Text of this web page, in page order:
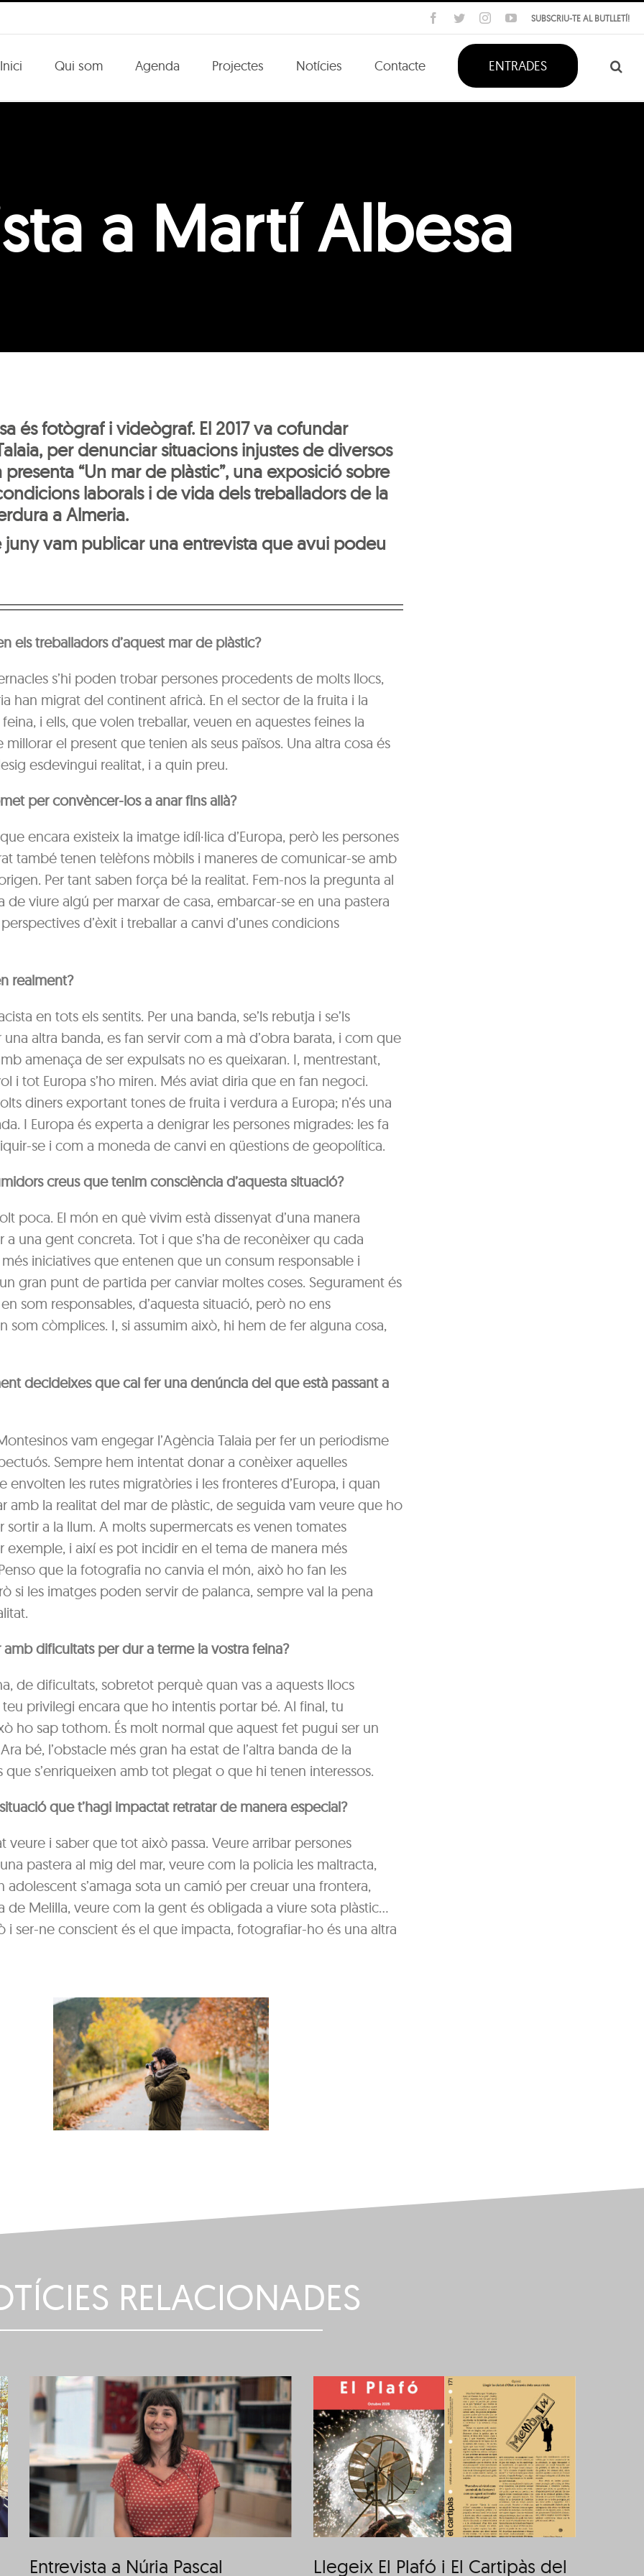
SUBSCRIU-TE AL BUTLLETÍ!
Facebook
TwitterInstagramYouTube
Inici Qui som Agenda Projectes Notícies Contacte ENTRADES
a Martí Albesa
és fotògraf i videògraf. El 2017 va cofundar
per denunciar situacions injustes de diversos
presenta “Un mar de plàstic”, una exposició sobre
laborals i de vida dels treballadors de la
a Almeria.
juny vam publicar una entrevista que avui podeu
els treballadors d’aquest mar de plàstic?
s’hi poden trobar persones procedents de molts llocs,
han migrat del continent africà. En el sector de la fruita i la
i ells, que volen treballar, veuen en aquestes feines la
millorar el present que tenien als seus països. Una altra cosa és
esdevingui realitat, i a quin preu.
per convèncer-los a anar fins allà?
encara existeix la imatge idíl·lica d’Europa, però les persones
també tenen telèfons mòbils i maneres de comunicar-se amb
Per tant saben força bé la realitat. Fem-nos la pregunta al
de viure algú per marxar de casa, embarcar-se en una pastera
d’èxit i treballar a canvi d’unes condicions
realment?
en tots els sentits. Per una banda, se’ls rebutja i se’ls
una altra banda, es fan servir com a mà d’obra barata, i com que
amenaça de ser expulsats no es queixaran. I, mentrestant,
i tot Europa s’ho miren. Més aviat diria que en fan negoci.
diners exportant tones de fruita i verdura a Europa; n’és una
I Europa és experta a denigrar les persones migrades: les fa
se i com a moneda de canvi en qüestions de geopolítica.
creus que tenim consciència d’aquesta situació?
poca. El món en què vivim està dissenyat d’una manera
a una gent concreta. Tot i que s’ha de reconèixer qu cada
iniciatives que entenen que un consum responsable i
gran punt de partida per canviar moltes coses. Segurament és
som responsables, d’aquesta situació, però no ens
som còmplices. I, si assumim això, hi hem de fer alguna cosa,
decideixes que cal fer una denúncia del que està passant a
vam engegar l’Agència Talaia per fer un periodisme
Sempre hem intentat donar a conèixer aquelles
envolten les rutes migratòries i les fronteres d’Europa, i quan
amb la realitat del mar de plàstic, de seguida vam veure que ho
sortir a la llum. A molts supermercats es venen tomates
exemple, i així es pot incidir en el tema de manera més
que la fotografia no canvia el món, això ho fan les
si les imatges poden servir de palanca, sempre val la pena
amb dificultats per dur a terme la vostra feina?
de dificultats, sobretot perquè quan vas a aquests llocs
privilegi encara que ho intentis portar bé. Al final, tu
ho sap tothom. És molt normal que aquest fet pugui ser un
bé, l’obstacle més gran ha estat de l’altra banda de la
que s’enriqueixen amb tot plegat o que hi tenen interessos.
que t’hagi impactat retratar de manera especial?
veure i saber que tot això passa. Veure arribar persones
pastera al mig del mar, veure com la policia les maltracta,
adolescent s’amaga sota un camió per creuar una frontera,
de Melilla, veure com la gent és obligada a viure sota plàstic…
i ser-ne conscient és el que impacta, fotografiar-ho és una altra
RELACIONADES
Entrevista a Núria Pascal
Llegeix El Plafó i El
Cartipàs del mes de
novembre
Llegeix El Plafó i El Cartipàs del
Llegeix El Plafó i El
Cartipàs del mes
d’octubre